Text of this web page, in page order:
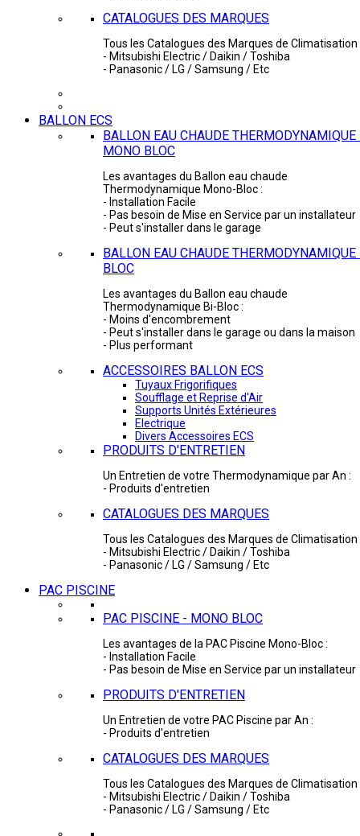
CATALOGUES DES MARQUES
Tous les Catalogues des Marques de Climatisation
- Mitsubishi Electric / Daikin / Toshiba
- Panasonic / LG / Samsung / Etc
BALLON ECS
BALLON EAU CHAUDE THERMODYNAMIQUE
MONO BLOC
Les avantages du Ballon eau chaude
Thermodynamique Mono-Bloc :
- Installation Facile
- Pas besoin de Mise en Service par un installateur
- Peut s'installer dans le garage
BALLON EAU CHAUDE
BLOC
Les avantages du Ballon eau chaude
Thermodynamique Bi-Bloc :
- Moins d'encombrement
- Peut s'installer dans le garage ou dans la maison
- Plus performant
ACCESSOIRES BALLON ECS
Tuyaux Frigorifiques
Soufflage et Reprise d'Air
Supports Unités Extérieures
Electrique
Divers Accessoires ECS
PRODUITS D'ENTRETIEN
Un Entretien de votre Thermodynamique par An :
- Produits d'entretien
CATALOGUES DES MARQUES
Tous les Catalogues des Marques de Climatisation
- Mitsubishi Electric / Daikin / Toshiba
- Panasonic / LG / Samsung / Etc
PAC PISCINE
PAC PISCINE - MONO BLOC
Les avantages de la PAC Piscine Mono-Bloc :
- Installation Facile
- Pas besoin de Mise en Service par un installateur
PRODUITS D'ENTRETIEN
Un Entretien de votre PAC Piscine par An :
- Produits d'entretien
CATALOGUES DES MARQUES
Tous les Catalogues des Marques de Climatisation
- Mitsubishi Electric / Daikin / Toshiba
- Panasonic / LG / Samsung / Etc